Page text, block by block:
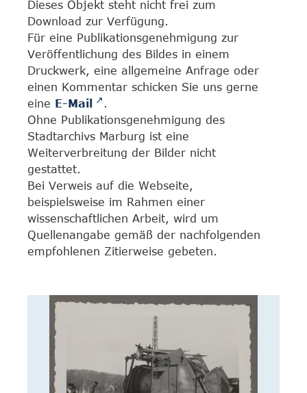
Dieses Objekt steht nicht frei zum
Download zur Verfügung.
Für eine Publikationsgenehmigung zur
Veröffentlichung des Bildes in einem
Druckwerk, eine allgemeine Anfrage oder
einen Kommentar schicken Sie uns gerne
eine E-Mail
.
Ohne Publikationsgenehmigung des
Stadtarchivs Marburg ist eine
Weiterverbreitung der Bilder nicht
gestattet.
Bei Verweis auf die Webseite,
beispielsweise im Rahmen einer
wissenschaftlichen Arbeit, wird um
Quellenangabe gemäß der nachfolgenden
empfohlenen Zitierweise gebeten.